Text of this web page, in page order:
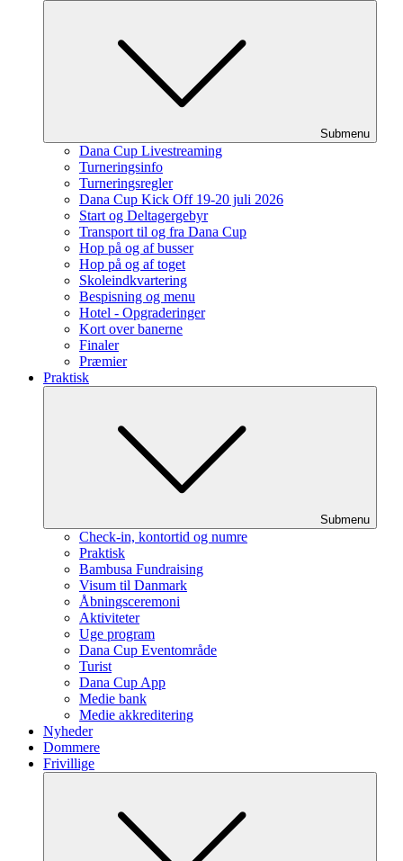
Submenu
Dana Cup Livestreaming
Turneringsinfo
Turneringsregler
Dana Cup Kick Off 19-20 juli 2026
Start og Deltagergebyr
Transport til og fra Dana Cup
Hop på og af busser
Hop på og af toget
Skoleindkvartering
Bespisning og menu
Hotel - Opgraderinger
Kort over banerne
Finaler
Præmier
Praktisk
Submenu
Check-in, kontortid og numre
Praktisk
Bambusa Fundraising
Visum til Danmark
Åbningsceremoni
Aktiviteter
Uge program
Dana Cup Eventområde
Turist
Dana Cup App
Medie bank
Medie akkreditering
Nyheder
Dommere
Frivillige